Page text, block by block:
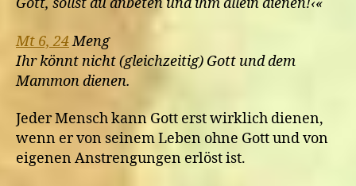
Mt 6, 24Meng
Ihr könnt nicht (gleichzeitig) Gott und dem
Mammon dienen.
Jeder Mensch kann Gott erst wirklich dienen,
wenn er von seinem Leben ohne Gott und von
eigenen Anstrengungen erlöst ist.